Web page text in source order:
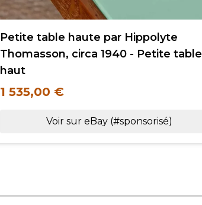
Petite table haute par Hippolyte
Thomasson, circa 1940 - Petite table
haut
1 535,00 €
Voir sur eBay (#sponsorisé)